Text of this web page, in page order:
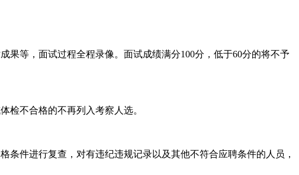
等，面试过程全程录像。面试成绩满分100分，低于60分的将不予
检不合格的不再列入考察人选。
件进行复查，对有违纪违规记录以及其他不符合应聘条件的人员，